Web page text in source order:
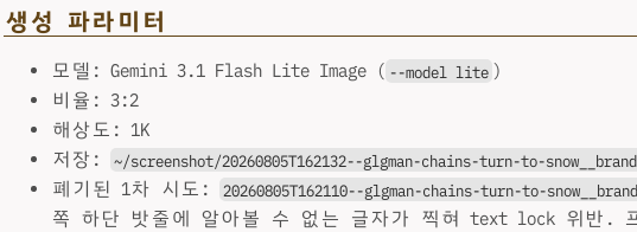
생성 파라미터
모델: Gemini 3.1 Flash Lite Image ( --model lite )
비율: 3:2
해상도: 1K
저장:
~/screenshot/20260805T162132--glgman-chains-turn-to-
폐기된 1차 시도: 20260805T162110--glgman-chains-turn-to-
쪽 하단 밧줄에 알아볼 수 없는 글자가 찍혀 text lock 위반.